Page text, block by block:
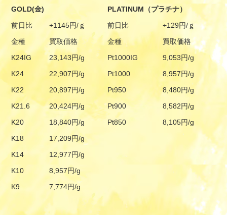
GOLD(金)
PLATINUM（プラチナ）
前日比
+1145円/ｇ 前日比
+129円/ｇ
金種
買取価格 金種
買取価格
K24IG
23,143円/g Pt1000IG
9,053円/g
K24
22,907円/g Pt1000
8,957円/g
K22
20,897円/g Pt950
8,480円/g
K21.6
20,424円/g Pt900
8,582円/g
K20
18,840円/g Pt850
8,105円/g
K18
17,209円/g
K14
12,977円/g
K10
8,957円/g
K9
7,774円/g